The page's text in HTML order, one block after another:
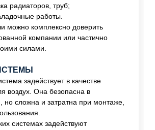
радиаторов, труб;
работы.
можно комплексно доверить
компании или частично
силами.
задействует в качестве
воздух. Она безопасна в
но сложна и затратна при монтаже,
системах задействуют